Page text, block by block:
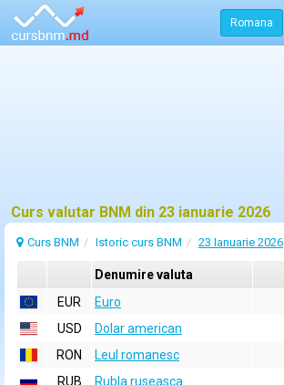
Romana
Curs valutar BNM din 23 ianuarie 2026
Curs BNM Istoric curs BNM 23 Ianuarie 2026
Denumire valuta
EUR
Euro
USD
Dolar american
RON
Leul romanesc
RUB
Rubla ruseasca